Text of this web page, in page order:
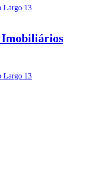
Largo 13
Imobiliários
Largo 13